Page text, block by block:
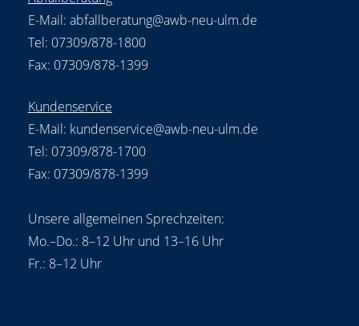
E-Mail: abfallberatung@awb-neu-ulm.de
Tel: 07309/878-1800
Fax: 07309/878-1399
Kundenservice
E-Mail: kundenservice@awb-neu-ulm.de
Tel: 07309/878-1700
Fax: 07309/878-1399
Unsere allgemeinen Sprechzeiten:
Mo.–Do.: 8–12 Uhr und 13–16 Uhr
Fr.: 8–12 Uhr